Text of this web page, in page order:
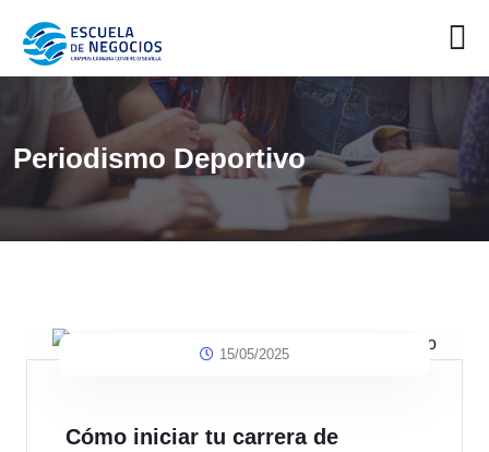
Periodismo Deportivo
15/05/2025
Cómo iniciar tu carrera de